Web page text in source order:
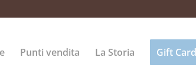
Punti vendita La Storia Gift Card